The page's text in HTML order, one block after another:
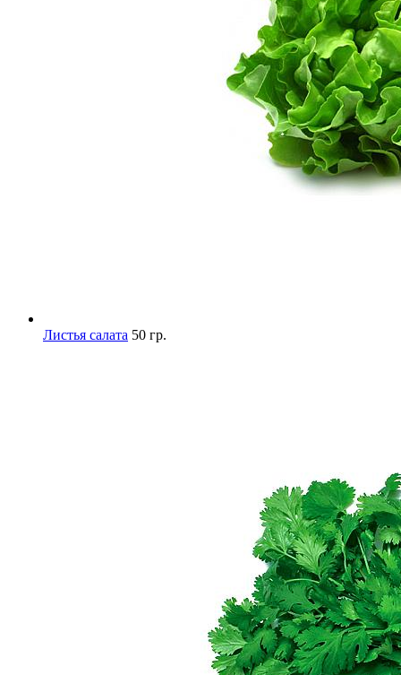
Листья салата 50 гр.